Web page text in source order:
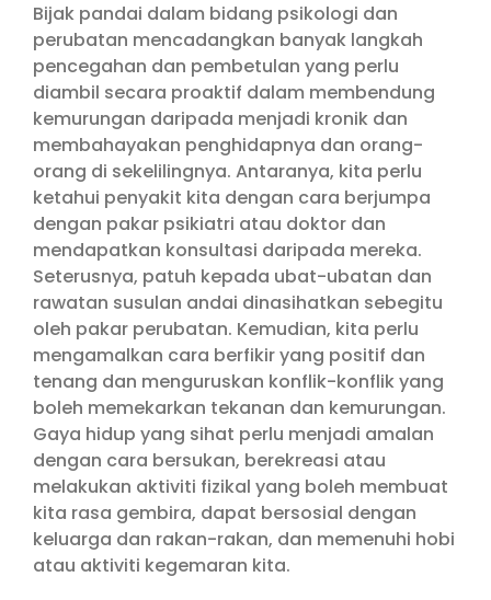
Bijak pandai dalam bidang psikologi dan
perubatan mencadangkan banyak langkah
pencegahan dan pembetulan yang perlu
diambil secara proaktif dalam membendung
kemurungan daripada menjadi kronik dan
membahayakan penghidapnya dan orang-
orang di sekelilingnya. Antaranya, kita perlu
ketahui penyakit kita dengan cara berjumpa
dengan pakar psikiatri atau doktor dan
mendapatkan konsultasi daripada mereka.
Seterusnya, patuh kepada ubat-ubatan dan
rawatan susulan andai dinasihatkan sebegitu
oleh pakar perubatan. Kemudian, kita perlu
mengamalkan cara berfikir yang positif dan
tenang dan menguruskan konflik-konflik yang
boleh memekarkan tekanan dan kemurungan.
Gaya hidup yang sihat perlu menjadi amalan
dengan cara bersukan, berekreasi atau
melakukan aktiviti fizikal yang boleh membuat
kita rasa gembira, dapat bersosial dengan
keluarga dan rakan-rakan, dan memenuhi hobi
atau aktiviti kegemaran kita.